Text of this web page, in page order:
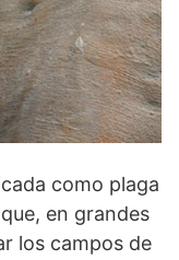
como plaga
en grandes
los campos de